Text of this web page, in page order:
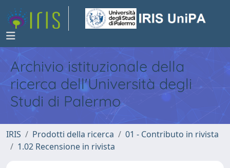
Archivio istituzionale della
ricerca dell'Università degli
Studi di Palermo
IRIS Prodotti della ricerca
01 - Contributo in rivista
1.02 Recensione in rivista